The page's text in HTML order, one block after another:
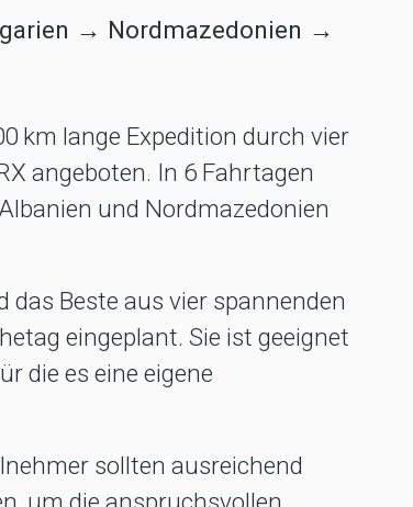
→ Nordmazedonien →
km lange Expedition durch vier
angeboten. In 6 Fahrtagen
und Nordmazedonien
Beste aus vier spannenden
eingeplant. Sie ist geeignet
die es eine eigene
sollten ausreichend